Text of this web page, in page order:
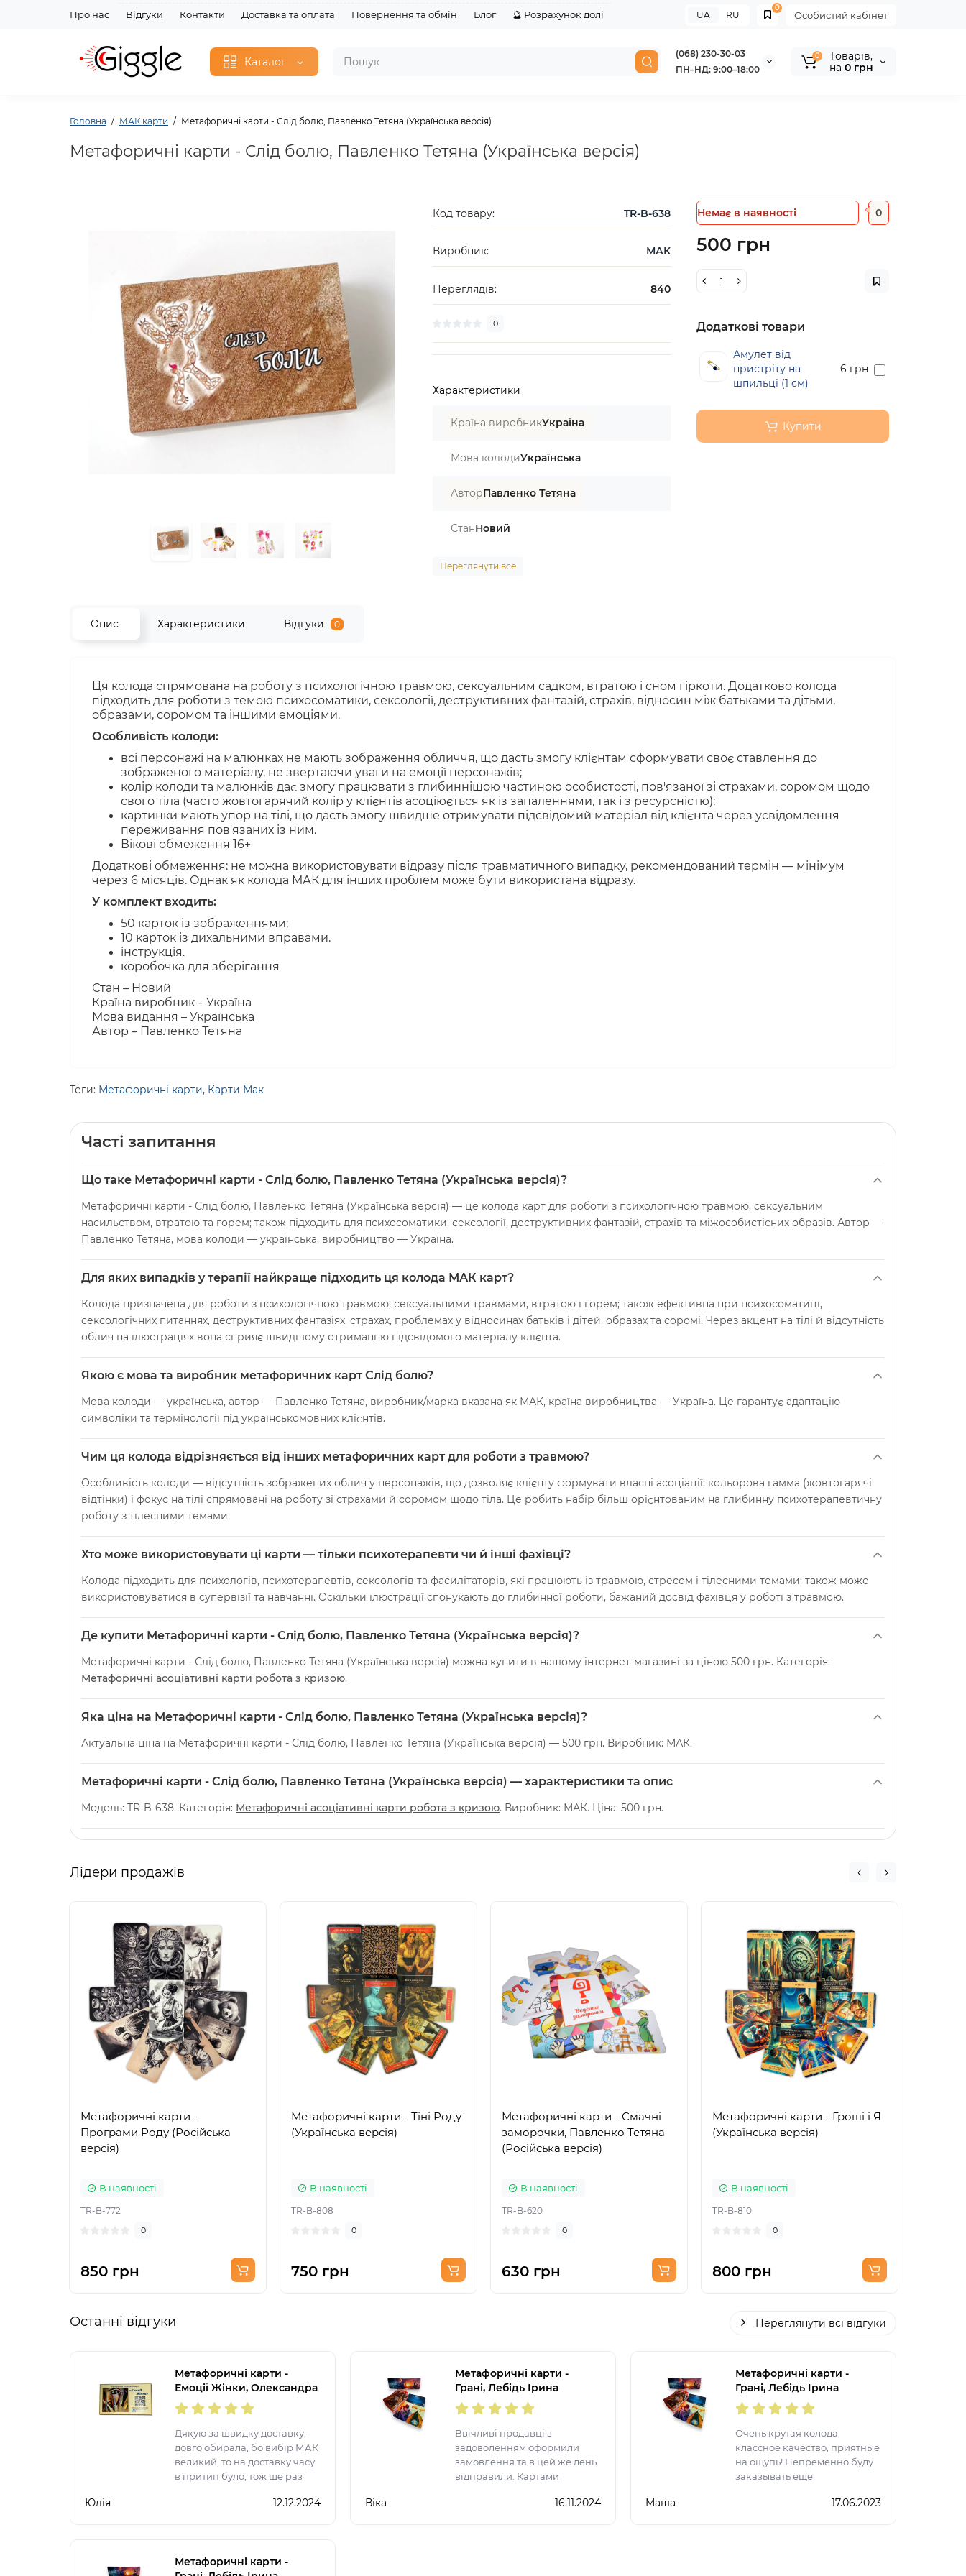
Про нас Відгуки Контакти Доставка та оплата Повернення та обмін Блог 🔮 Розрахунок долі Особистий кабінет
0
UA RU
Каталог
(068) 230-30-03
ПН–НД: 9:00–18:00
0
Tоварів,
на 0 грн
Головна МАК карти Метафоричні карти - Слід болю, Павленко Тетяна (Українська версія)
Метафоричні карти - Слід болю, Павленко Тетяна (Українська версія)
Код товару: TR-B-638
Виробник: МАК
Переглядів: 840
0
Характеристики
Країна виробникУкраїна
Мова колодиУкраїнська
АвторПавленко Тетяна
СтанНовий
Переглянути все
Немає в наявності 0
500 грн
Додаткові товари
Амулет від
пристріту на
шпильці (1 см)
6 грн
Купити
Опис Характеристики Відгуки 0
Ця колода спрямована на роботу з психологічною травмою, сексуальним садком, втратою і сном гіркоти. Додатково колода
підходить для роботи з темою психосоматики, сексології, деструктивних фантазій, страхів, відносин між батьками та дітьми,
образами, соромом та іншими емоціями.
Особливість колоди:
всі персонажі на малюнках не мають зображення обличчя, що дасть змогу клієнтам сформувати своє ставлення до
зображеного матеріалу, не звертаючи уваги на емоції персонажів;
колір колоди та малюнків дає змогу працювати з глибиннішою частиною особистості, пов'язаної зі страхами, соромом щодо
свого тіла (часто жовтогарячий колір у клієнтів асоціюється як із запаленнями, так і з ресурсністю);
картинки мають упор на тілі, що дасть змогу швидше отримувати підсвідомий матеріал від клієнта через усвідомлення
переживання пов'язаних із ним.
Вікові обмеження 16+
Додаткові обмеження: не можна використовувати відразу після травматичного випадку, рекомендований термін — мінімум
через 6 місяців. Однак як колода МАК для інших проблем може бути використана відразу.
У комплект входить:
50 карток із зображеннями;
10 карток із дихальними вправами.
інструкція.
коробочка для зберігання
Стан – Новий
Країна виробник – Україна
Мова видання – Українська
Автор – Павленко Тетяна
Теги: Метафоричні карти, Карти Мак
Часті запитання
Що таке Метафоричні карти - Слід болю, Павленко Тетяна (Українська версія)?
Метафоричні карти - Слід болю, Павленко Тетяна (Українська версія) — це колода карт для роботи з психологічною травмою, сексуальним
насильством, втратою та горем; також підходить для психосоматики, сексології, деструктивних фантазій, страхів та міжособистісних образів. Автор —
Павленко Тетяна, мова колоди — українська, виробництво — Україна.
Для яких випадків у терапії найкраще підходить ця колода МАК карт?
Колода призначена для роботи з психологічною травмою, сексуальними травмами, втратою і горем; також ефективна при психосоматиці,
сексологічних питаннях, деструктивних фантазіях, страхах, проблемах у відносинах батьків і дітей, образах та соромі. Через акцент на тілі й відсутність
облич на ілюстраціях вона сприяє швидшому отриманню підсвідомого матеріалу клієнта.
Якою є мова та виробник метафоричних карт Слід болю?
Мова колоди — українська, автор — Павленко Тетяна, виробник/марка вказана як МАК, країна виробництва — Україна. Це гарантує адаптацію
символіки та термінології під українськомовних клієнтів.
Чим ця колода відрізняється від інших метафоричних карт для роботи з травмою?
Особливість колоди — відсутність зображених облич у персонажів, що дозволяє клієнту формувати власні асоціації; кольорова гамма (жовтогарячі
відтінки) і фокус на тілі спрямовані на роботу зі страхами й соромом щодо тіла. Це робить набір більш орієнтованим на глибинну психотерапевтичну
роботу з тілесними темами.
Хто може використовувати ці карти — тільки психотерапевти чи й інші фахівці?
Колода підходить для психологів, психотерапевтів, сексологів та фасилітаторів, які працюють із травмою, стресом і тілесними темами; також може
використовуватися в супервізії та навчанні. Оскільки ілюстрації спонукають до глибинної роботи, бажаний досвід фахівця у роботі з травмою.
Де купити Метафоричні карти - Слід болю, Павленко Тетяна (Українська версія)?
Метафоричні карти - Слід болю, Павленко Тетяна (Українська версія) можна купити в нашому інтернет-магазині за ціною 500 грн. Категорія:
Метафоричні асоціативні карти робота з кризою.
Яка ціна на Метафоричні карти - Слід болю, Павленко Тетяна (Українська версія)?
Актуальна ціна на Метафоричні карти - Слід болю, Павленко Тетяна (Українська версія) — 500 грн. Виробник: МАК.
Метафоричні карти - Слід болю, Павленко Тетяна (Українська версія) — характеристики та опис
Модель: TR-B-638. Категорія: Метафоричні асоціативні карти робота з кризою. Виробник: МАК. Ціна: 500 грн.
Лідери продажів
Метафоричні карти -
Програми Роду (Російська
версія)
В наявності
TR-B-772
0
850 грн
Метафоричні карти - Тіні Роду
(Українська версія)
В наявності
TR-B-808
0
750 грн
Метафоричні карти - Смачні
заморочки, Павленко Тетяна
(Російська версія)
В наявності
TR-B-620
0
630 грн
Метафоричні карти - Гроші і Я
(Українська версія)
В наявності
TR-B-810
0
800 грн
Останні відгуки Переглянути всі відгуки
Метафоричні карти -
Емоції Жінки, Олександра
Чередниченко
(Українська версія)
Дякую за швидку доставку,
довго обирала, бо вибір МАК
великий, то на доставку часу
в притип було, тож ще раз
Юлія 12.12.2024
Метафоричні карти -
Грані, Лебідь Ірина
Ввічливі продавці з
задоволенням оформили
замовлення та в цей же день
відправили. Картами
і не пошкодувала ні на
Віка 16.11.2024
Метафоричні карти -
Грані, Лебідь Ірина
Очень крутая колода,
классное качество, приятные
на ощупь! Непременно буду
заказывать еще
Маша 17.06.2023
Метафоричні карти -